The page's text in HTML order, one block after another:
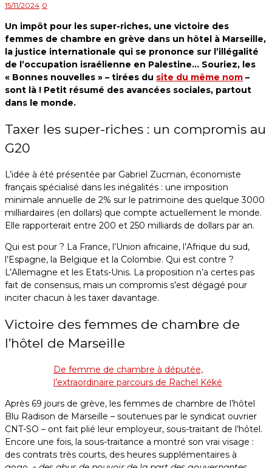
15/11/2024 0
Un impôt pour les super-riches, une victoire des
femmes de chambre en grève dans un hôtel à Marseille,
la justice internationale qui se prononce sur l’illégalité
de l’occupation israélienne en Palestine… Souriez, les
« Bonnes nouvelles » – tirées du site du même nom –
sont là ! Petit résumé des avancées sociales, partout
dans le monde.
Taxer les super-riches : un compromis au
G20
L’idée à été présentée par Gabriel Zucman, économiste
français spécialisé dans les inégalités : une imposition
minimale annuelle de 2% sur le patrimoine des quelque 3000
milliardaires (en dollars) que compte actuellement le monde.
Elle rapporterait entre 200 et 250 milliards de dollars par an.
Qui est pour ? La France, l’Union africaine, l’Afrique du sud,
l’Espagne, la Belgique et la Colombie. Qui est contre ?
L’Allemagne et les Etats-Unis. La proposition n’a certes pas
fait de consensus, mais un compromis s’est dégagé pour
inciter chacun à les taxer davantage.
Victoire des femmes de chambre de
l’hôtel de Marseille
De femme de chambre à députée,
l’extraordinaire parcours de Rachel Kéké
Après 69 jours de grève, les femmes de chambre de l’hôtel
Blu Radison de Marseille – soutenues par le syndicat ouvrier
CNT-SO – ont fait plié leur employeur, sous-traitant de l’hôtel.
Encore une fois, la sous-traitance a montré son vrai visage :
des contrats très courts, des heures supplémentaires à